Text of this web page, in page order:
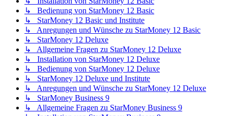
↳ Bedienung von StarMoney 12 Basic
↳ StarMoney 12 Basic und Institute
↳ Anregungen und Wünsche zu StarMoney 12 Basic
↳ StarMoney 12 Deluxe
↳ Allgemeine Fragen zu StarMoney 12 Deluxe
↳ Installation von StarMoney 12 Deluxe
↳ Bedienung von StarMoney 12 Deluxe
↳ StarMoney 12 Deluxe und Institute
↳ Anregungen und Wünsche zu StarMoney 12 Deluxe
↳ StarMoney Business 9
↳ Allgemeine Fragen zu StarMoney Business 9